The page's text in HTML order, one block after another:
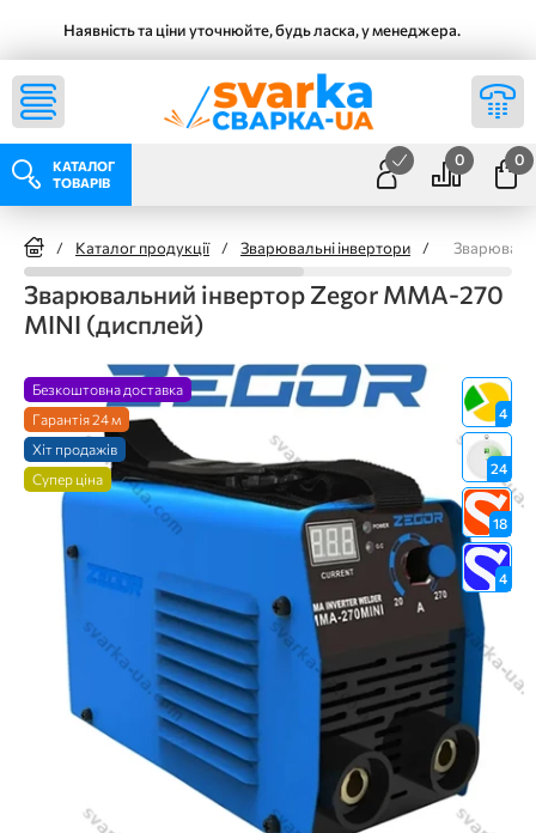
Наявність та ціни уточнюйте, будь ласка, у менеджера.
КАТАЛОГ
ТОВАРІВ
0 0
/ Каталог продукції / Зварювальні інвертори /
Зварювальний інвертор Zegor MMA-270
MINI (дисплей)
Безкоштовна доставка
Гарантія 24 м
Хіт продажів
Супер ціна
4
24
18
4